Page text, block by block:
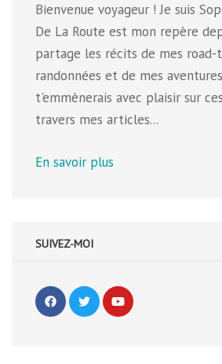
Bienvenue voyageur ! Je suis
De La Route est mon repère
partage les récits de mes road-
randonnées et de mes
t'emmènerais avec plaisir sur
travers mes articles...
En savoir plus
SUIVEZ-MOI